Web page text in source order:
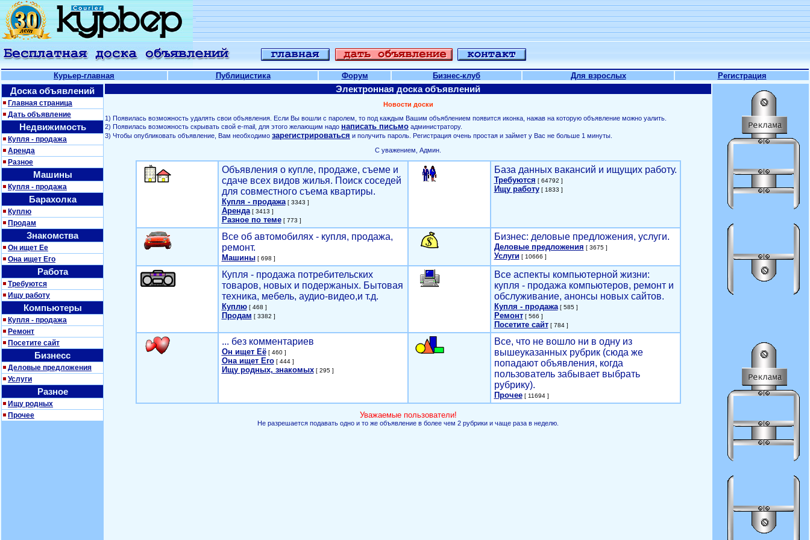
Курьер-главная Публицистика Форум Бизнес-клуб Для взрослых Регистрация
Доска объявлений
Главная страница
Дать объявление
Недвижимость
Купля - продажа
Аренда
Разное
Машины
Купля - продажа
Барахолка
Куплю
Продам
Знакомства
Он ищет Ее
Она ищет Его
Работа
Требуются
Ищу работу
Компьютеры
Купля - продажа
Ремонт
Посетите сайт
Бизнесс
Деловые предложения
Услуги
Разное
Ищу родных
Прочее
Электронная доска объявлений
Новости доски
1) Появилась возможность удалять свои объявления. Если Вы вошли с паролем, то под каждым Вашим объяблением появится иконка, нажав на которую объявление можно уалить.
2) Появилась возможность скрывать свой е-mail, для этого желающим надо написать письмо администратору.
3) Чтобы опубликовать объявление, Вам необходимо зарегистрироваться и получить пароль. Регистрация очень простая и займет у Вас не больше 1 минуты.
С уважением, Админ.
Объявления о купле, продаже, съеме и
сдаче всех видов жилья. Поиск соседей
для совместного съема квартиры.
Купля - продажа[ 3343 ]
Аренда[ 3413 ]
Разное по теме[ 773 ]
База данных вакансий и ищущих работу.
Требуются [ 64792 ]
Ищу работу[ 1833 ]
Все об автомобилях - купля, продажа,
ремонт.
Машины[ 698 ]
Бизнес: деловые предложения, услуги.
Деловые предложения [ 3675 ]
Услуги[ 10666 ]
Купля - продажа потребительских
товаров, новых и подержаных. Бытовая
техника, мебель, аудио-видео,и т.д.
Куплю[ 468 ]
Продам [ 3382 ]
Все аспекты компьютерной жизни:
купля - продажа компьютеров, ремонт и
обслуживание, анонсы новых сайтов.
Купля - продажа[ 585 ]
Ремонт[ 566 ]
Посетите сайт[ 784 ]
... без комментариев
Он ищет Её[ 460 ]
Она ищет Его[ 444 ]
Ищу родных, знакомых[ 295 ]
Все, что не вошло ни в одну из
вышеуказанных рубрик (сюда же
попадают объявления, когда
пользователь забывает выбрать
рубрику).
Прочее[ 11694 ]
Уважаемые пользователи!
Не разрешается подавать одно и то же объявление в более чем 2 рубрики и чаще раза в неделю.